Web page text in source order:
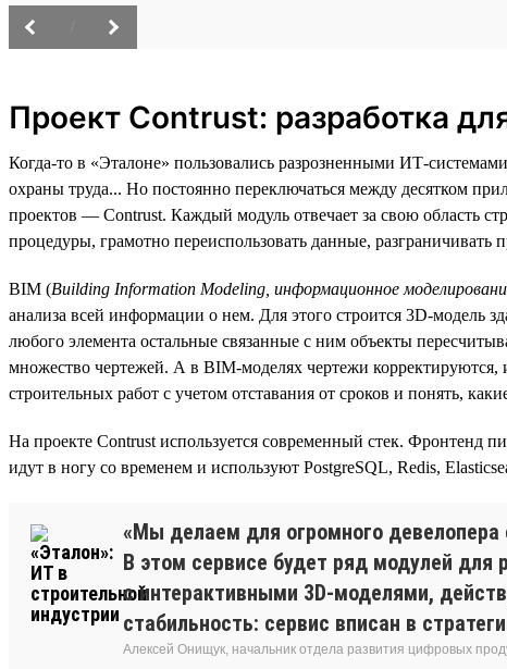
Проект Contrust: разработка
Когда-то в «Эталоне» пользовались разрозненными ИТ-
охраны труда... Но постоянно переключаться между десятком
проектов — Contrust. Каждый модуль отвечает за свою область
процедуры, грамотно переиспользовать данные,
BIM (Building Information Modeling, информационное
анализа всей информации о нем. Для этого строится 3D-модель
любого элемента остальные связанные с ним объекты
множество чертежей. А в BIM-моделях чертежи
строительных работ с учетом отставания от сроков и понять,
На проекте Contrust используется современный стек. Фронтенд
идут в ногу со временем и используют PostgreSQL, Redis,
«Мы делаем для огромного девелопера
В этом сервисе будет ряд модулей
с интерактивными 3D-моделями,
стабильность: сервис вписан в
Алексей Онищук, начальник отдела развития цифровых